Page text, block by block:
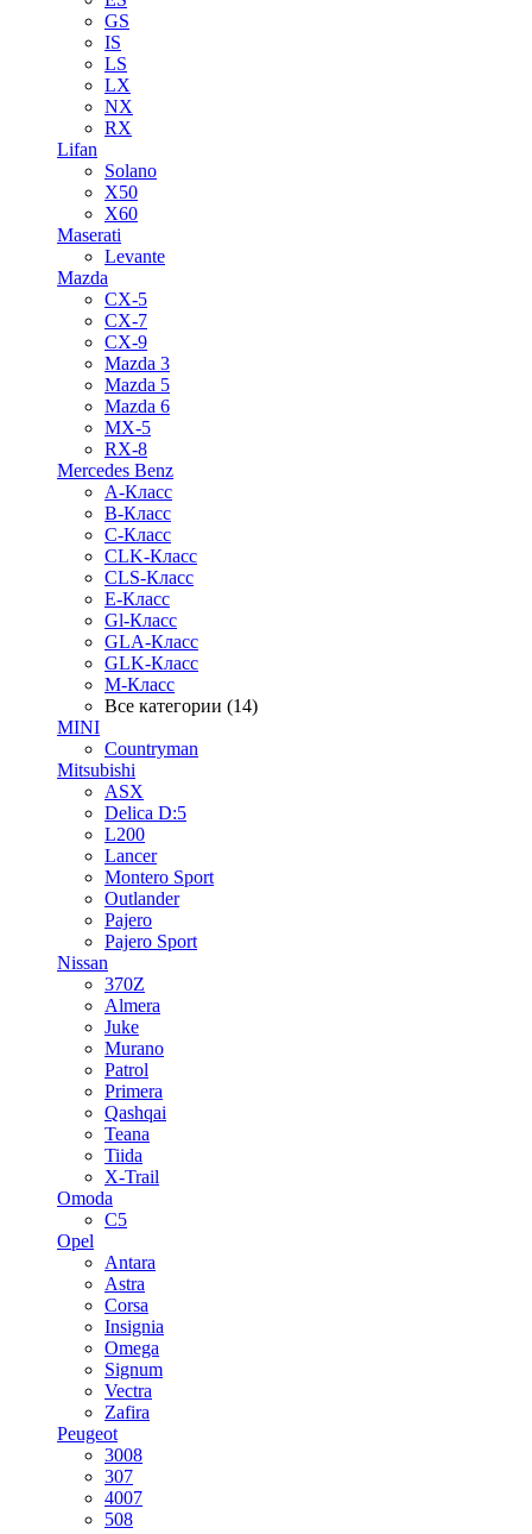
GS
IS
LS
LX
NX
RX
Lifan
Solano
X50
X60
Maserati
Levante
Mazda
CX-5
CX-7
CX-9
Mazda 3
Mazda 5
Mazda 6
MX-5
RX-8
Mercedes Benz
A-Класс
B-Класс
C-Класс
CLK-Класс
CLS-Класс
E-Класс
Gl-Класс
GLA-Класс
GLK-Класс
M-Класс
Все категории (14)
MINI
Countryman
Mitsubishi
ASX
Delica D:5
L200
Lancer
Montero Sport
Outlander
Pajero
Pajero Sport
Nissan
370Z
Almera
Juke
Murano
Patrol
Primera
Qashqai
Teana
Tiida
X-Trail
Omoda
C5
Opel
Antara
Astra
Corsa
Insignia
Omega
Signum
Vectra
Zafira
Peugeot
3008
307
4007
508